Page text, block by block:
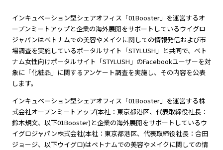
インキュベーション型シェアオフィス「01Booster」を運営するオ
ープンミートアップと企業の海外展開をサポートしているウイグロ
ジャパンはベトナムでの美容やメイクに関しての情報発信および市
場調査を実施しているポータルサイト「STYLUSH」と共同で、ベト
ナム女性向けポータルサイト「STYLUSH」のFacebookユーザーを対
象に「化粧品」に関するアンケート調査を実施し、その内容を公表
します。
インキュベーション型シェアオフィス「01Booster」を運営する株
式会社オープンミートアップ(本社：東京都港区、代表取締役社長：
鈴木規文、以下01Booster)と企業の海外展開をサポートしているウ
イグロジャパン株式会社(本社：東京都港区、代表取締役社長：合田
ジョージ、以下ウイグロ)はベトナムでの美容やメイクに関しての情